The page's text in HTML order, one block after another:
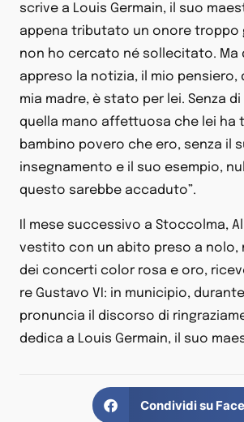
scrive a Louis Germain, il suo
appena tributato un onore troppo
non ho cercato né sollecitato. Ma
appreso la notizia, il mio pensiero,
mia madre, è stato per lei. Senza di
quella mano affettuosa che lei ha
bambino povero che ero, senza il
insegnamento e il suo esempio,
questo sarebbe accaduto”.
Il mese successivo a Stoccolma,
vestito con un abito preso a nolo,
dei concerti color rosa e oro,
re Gustavo VI: in municipio,
pronuncia il discorso di
dedica a Louis Germain, il suo
Condividi su